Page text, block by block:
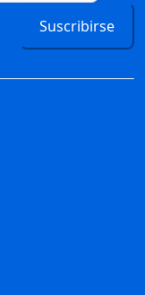
Suscribirse